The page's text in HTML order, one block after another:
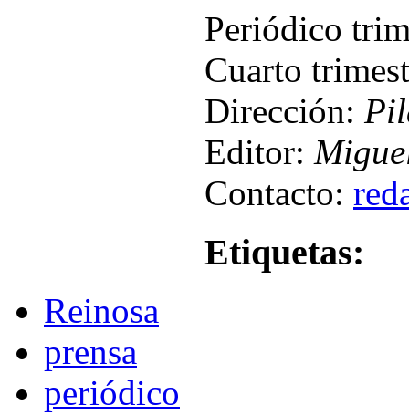
Periódico
Cuarto
Dirección:
Editor:
Contacto:
Etiquetas:
Reinosa
prensa
periódico